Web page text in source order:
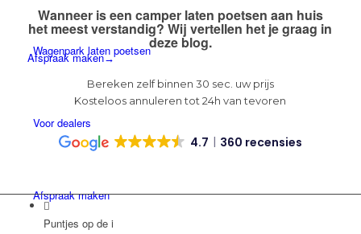
Wagenpark laten poetsen
Voor dealers
Afspraak maken
Wanneer iseen camper laten poetsen aan huis
het meest verstandig? Wij vertellen het je graag in
deze blog.
Afspraak maken
Bereken zelf binnen 30 sec. uw prijs
Kosteloos annuleren tot 24h van tevoren
4.7 360 recensies
Puntjes op de i